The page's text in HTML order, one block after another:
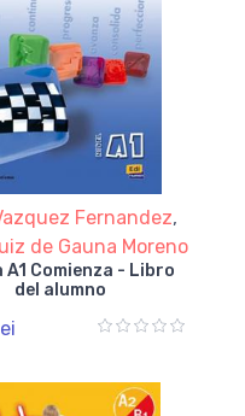
Fernandez,
de Gauna Moreno
A1 Comienza - Libro
del alumno